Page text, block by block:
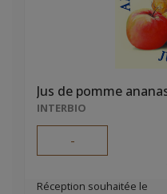
Jus de pomme
INTERBIO
-
Réception souhaitée le